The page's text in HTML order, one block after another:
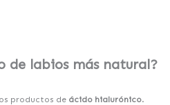
de labios más natural?
productos de ácido hialurónico.